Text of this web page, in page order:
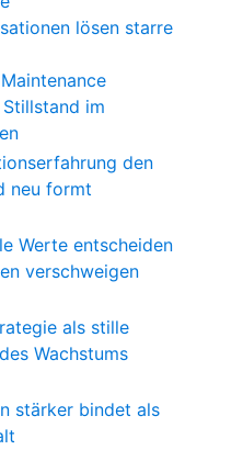
lösen starre
im
den
neu formt
Werte entscheiden
verschweigen
als stille
Wachstums
stärker bindet als